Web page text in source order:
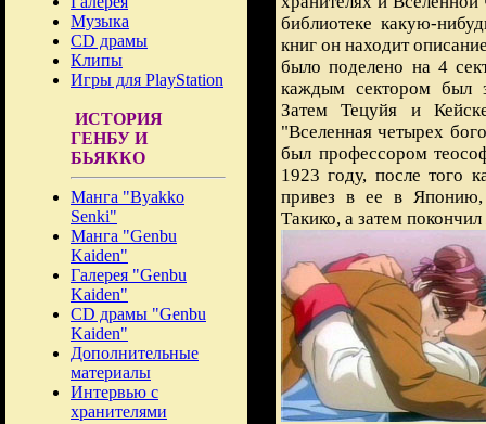
Музыка
CD драмы
Клипы
Игры для PlayStation
ИСТОРИЯ
ГЕНБУ И
БЬЯККО
Манга "Byakko
Senki"
Манга "Genbu
Kaiden"
Галерея "Genbu
Kaiden"
CD драмы "Genbu
Kaiden"
Дополнительные
материалы
Интервью с
хранителями
библиотеке какую-
книг он находит
было поделено на 4
каждым сектором был
Затем Тецуйя и
"Вселенная четырех
был профессором
1923 году, после того
привез в ее в
Такико, а затем